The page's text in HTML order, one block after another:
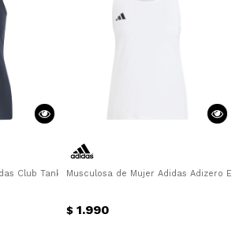
Club Tank Adidas - Negro
Musculosa de Mujer Adidas Adizero
$ 1.990
a la forma más ágil de